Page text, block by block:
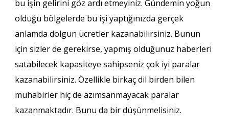
bu işin gelirini göz ardı etmeyiniz. Gündemin yoğun
olduğu bölgelerde bu işi yaptığınızda gerçek
anlamda dolgun ücretler kazanabilirsiniz. Bunun
için sizler de gerekirse, yapmış olduğunuz haberleri
satabilecek kapasiteye sahipseniz çok iyi paralar
kazanabilirsiniz. Özellikle birkaç dil birden bilen
muhabirler hiç de azımsanmayacak paralar
kazanmaktadır. Bunu da bir düşünmelisiniz.